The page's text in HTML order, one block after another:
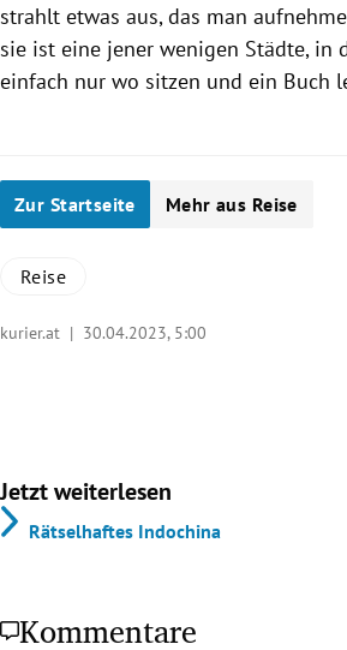
strahlt etwas aus, das man
sie ist eine jener wenigen Städte, in
einfach nur wo sitzen und ein Buch
Zur Startseite Mehr aus Reise
Reise
kurier.at | 30.04.2023, 5:00
Jetzt weiterlesen
Rätselhaftes Indochina
Kommentare